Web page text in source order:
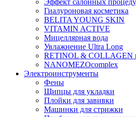
Эффект салонных
Гиалуроновая косметика
BELITA YOUNG SKIN
VITAMIN ACTIVE
Мицеллярная вода
Увлажнение Ultra Long
RETINOL & COLLAGEN
NANOMEZOcomplex
Электроинструменты
Фены
Щипцы для укладки
Плойки для завивки
Машинки для стрижки